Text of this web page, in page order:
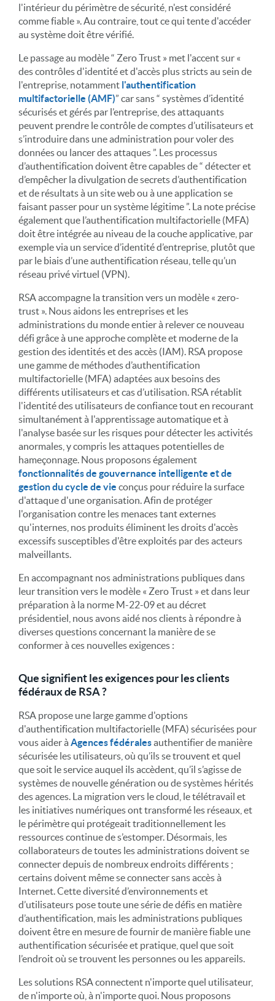
l'intérieur du périmètre de sécurité, n'est considéré
comme fiable ». Au contraire, tout ce qui tente d'accéder
au système doit être vérifié.
Le passage au modèle “ Zero Trust » met l'accent sur «
des contrôles d'identité et d'accès plus stricts au sein de
l'entreprise, notamment l'authentification
multifactorielle (AMF)” car sans “ systèmes d’identité
sécurisés et gérés par l’entreprise, des attaquants
peuvent prendre le contrôle de comptes d’utilisateurs et
s’introduire dans une administration pour voler des
données ou lancer des attaques ”. Les processus
d’authentification doivent être capables de “ détecter et
d’empêcher la divulgation de secrets d’authentification
et de résultats à un site web ou à une application se
faisant passer pour un système légitime ”. La note précise
également que l’authentification multifactorielle (MFA)
doit être intégrée au niveau de la couche applicative, par
exemple via un service d’identité d’entreprise, plutôt que
par le biais d’une authentification réseau, telle qu’un
réseau privé virtuel (VPN).
RSA accompagne la transition vers un modèle « zero-
trust ». Nous aidons les entreprises et les
administrations du monde entier à relever ce nouveau
défi grâce à une approche complète et moderne de la
gestion des identités et des accès (IAM). RSA propose
une gamme de méthodes d’authentification
multifactorielle (MFA) adaptées aux besoins des
différents utilisateurs et cas d’utilisation. RSA rétablit
l'identité des utilisateurs de confiance tout en recourant
simultanément à l'apprentissage automatique et à
l'analyse basée sur les risques pour détecter les activités
anormales, y compris les attaques potentielles de
hameçonnage. Nous proposons également
fonctionnalités de gouvernance intelligente et de
gestion du cycle de vie conçus pour réduire la surface
d'attaque d'une organisation. Afin de protéger
l'organisation contre les menaces tant externes
qu'internes, nos produits éliminent les droits d'accès
excessifs susceptibles d'être exploités par des acteurs
malveillants.
En accompagnant nos administrations publiques dans
leur transition vers le modèle « Zero Trust » et dans leur
préparation à la norme M-22-09 et au décret
présidentiel, nous avons aidé nos clients à répondre à
diverses questions concernant la manière de se
conformer à ces nouvelles exigences :
Que signifient les exigences pour les clients
fédéraux de RSA ?
RSA propose une large gamme d'options
d'authentification multifactorielle (MFA) sécurisées pour
vous aider à Agences fédéralesauthentifier de manière
sécurisée les utilisateurs, où qu’ils se trouvent et quel
que soit le service auquel ils accèdent, qu’il s’agisse de
systèmes de nouvelle génération ou de systèmes hérités
des agences. La migration vers le cloud, le télétravail et
les initiatives numériques ont transformé les réseaux, et
le périmètre qui protégeait traditionnellement les
ressources continue de s’estomper. Désormais, les
collaborateurs de toutes les administrations doivent se
connecter depuis de nombreux endroits différents ;
certains doivent même se connecter sans accès à
Internet. Cette diversité d’environnements et
d’utilisateurs pose toute une série de défis en matière
d’authentification, mais les administrations publiques
doivent être en mesure de fournir de manière fiable une
authentification sécurisée et pratique, quel que soit
l’endroit où se trouvent les personnes ou les appareils.
Les solutions RSA connectent n'importe quel utilisateur,
de n'importe où, à n'importe quoi. Nous proposons